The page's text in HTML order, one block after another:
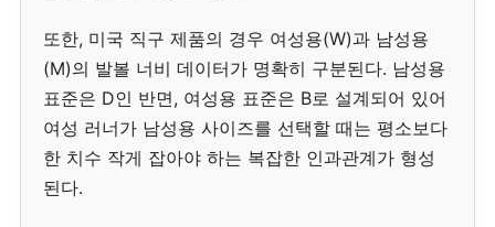
또한, 미국 직구 제품의 경우 여성용(W)과 남성용
(M)의 발볼 너비 데이터가 명확히 구분된다. 남성용
표준은 D인 반면, 여성용 표준은 B로 설계되어 있어
여성 러너가 남성용 사이즈를 선택할 때는 평소보다
한 치수 작게 잡아야 하는 복잡한 인과관계가 형성
된다.